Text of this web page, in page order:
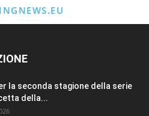
la seconda stagione della serie
della...